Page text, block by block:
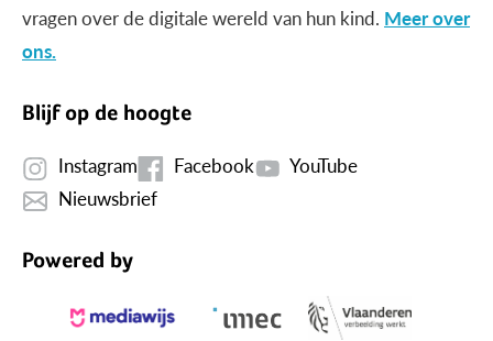
vragen over de digitale wereld van hun kind. Meer over
ons.
Blijf op de hoogte
Instagram Facebook
YouTube
Nieuwsbrief
Powered by